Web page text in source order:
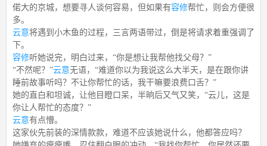
偌大的京城，想要寻人谈何容易，但如果有容修帮忙，则会方便很
多。
云意将遇到小木鱼的过程，三言两语带过，倒是将请求着重强调了
下。
容修听她说完，明白过来，“你是想让我帮他找父母？”
“不然呢？”云意无语，“难道你以为我说这么大半天，是在跟你讲
睡前故事听吗？不让你帮忙的话，我干嘛要浪费口舌？”
她的直白和坦诚，让他目瞪口呆，半晌后又气又笑，“云儿，这是
你让人帮忙的态度？”
云意有点懵。
这家伙先前装的深情款款，难道不应该她说什么，他都答应吗？